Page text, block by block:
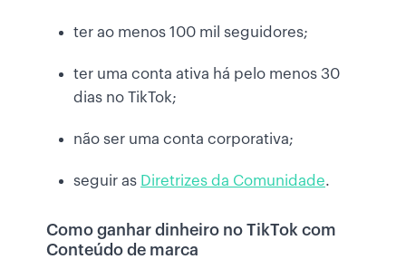
ter ao menos 100 mil seguidores;
ter uma conta ativa há pelo menos 30
dias no TikTok;
não ser uma conta corporativa;
seguir as Diretrizes da Comunidade.
Como ganhar dinheiro no TikTok com
Conteúdo de marca